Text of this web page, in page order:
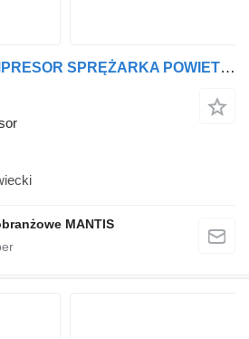
Mercedes-Benz KOMPRESOR SPRĘŻARKA POWIETRZA MERCEDES ACTROS MP4 VOITH A0011306 A0011306215 pneumatische compressor voor trekker
MANTIS